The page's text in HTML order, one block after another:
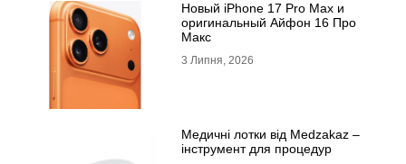
Новый iPhone 17 Pro Max и
оригинальный Айфон 16 Про
Макс
3 Липня, 2026
Медичні лотки від Medzakaz –
інструмент для процедур